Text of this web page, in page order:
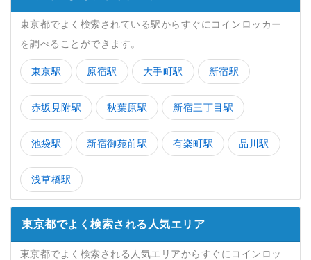
東京都でよく検索されている駅からすぐにコインロッカー
を調べることができます。
東京駅 原宿駅 大手町駅 新宿駅
赤坂見附駅 秋葉原駅 新宿三丁目駅
池袋駅 新宿御苑前駅 有楽町駅 品川駅
浅草橋駅
東京都でよく検索される人気エリア
東京都でよく検索される人気エリアからすぐにコインロッ